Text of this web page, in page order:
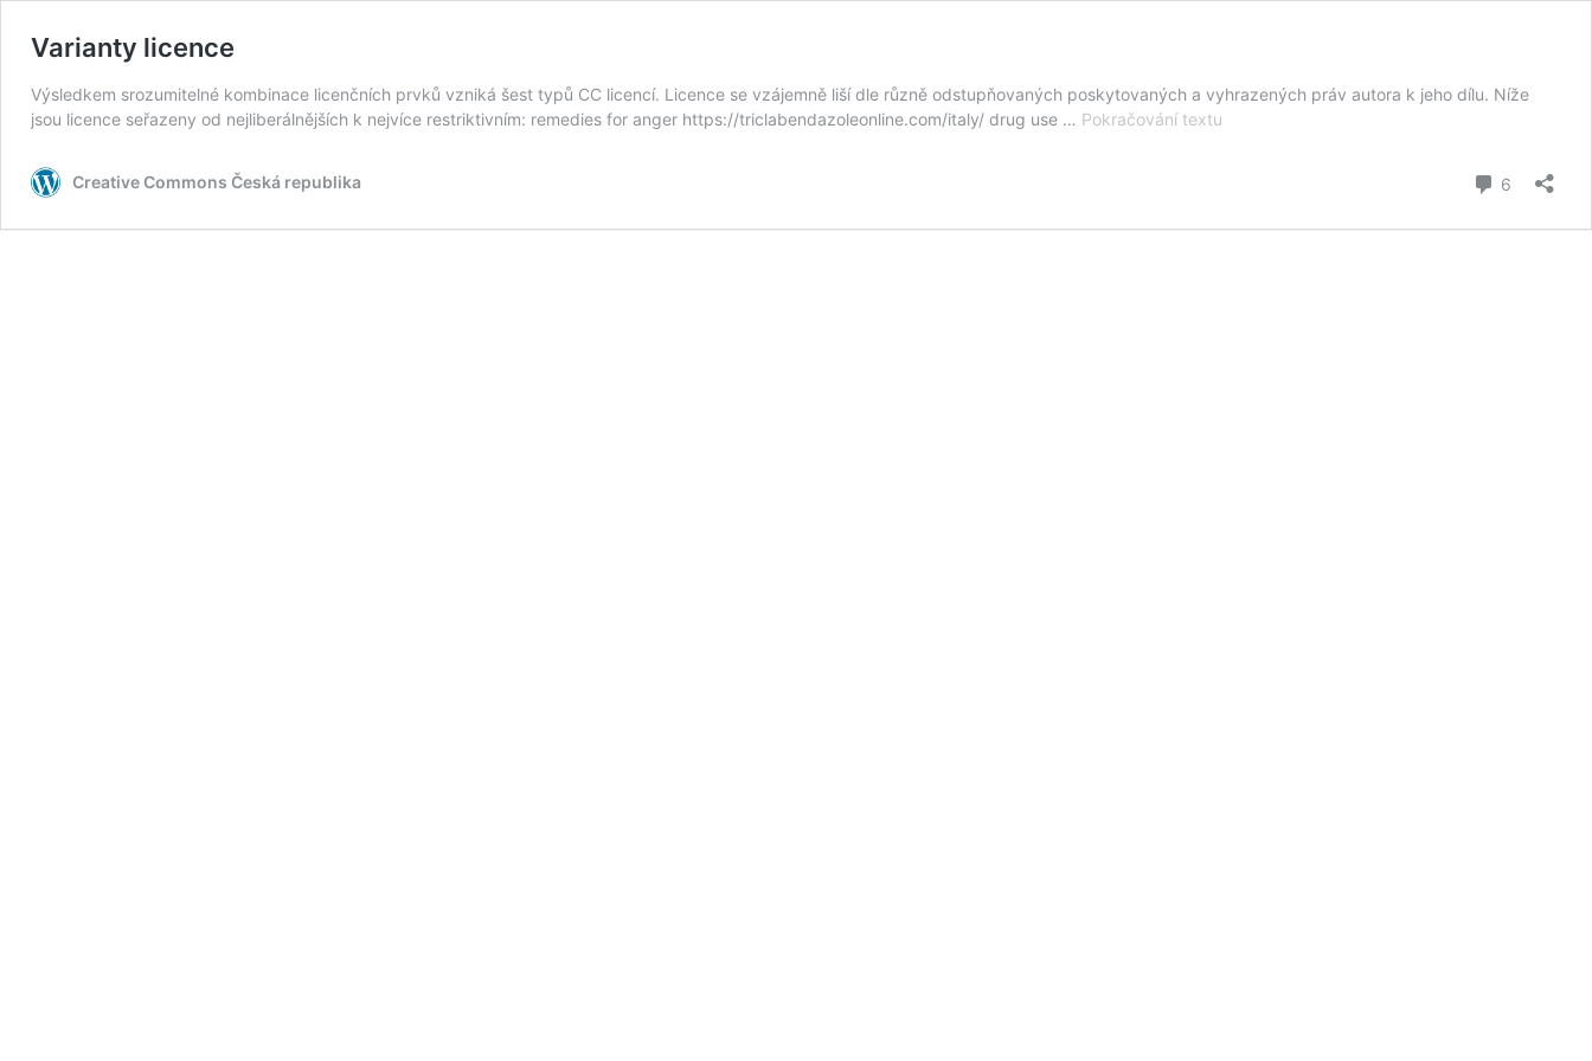
Varianty licence
Výsledkem srozumitelné kombinace licenčních prvků vzniká šest typů CC licencí. Licence se vzájemně liší dle různě odstupňovaných poskytovaných a vyhrazených práv autora k jeho dílu. Níže
jsou licence seřazeny od nejliberálnějších k nejvíce restriktivním: remedies for anger https://triclabendazoleonline.com/italy/ drug use … Pokračování textu
Creative Commons Česká republika
6 komentářů